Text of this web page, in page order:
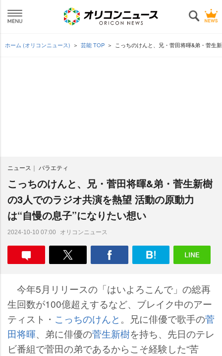
ホーム (オリコンニュース) 芸能 TOP こっちのけんと、兄・菅田将暉&弟・菅生
ニュース バラエティ
こっちのけんと、兄・菅田将暉&弟・菅生新樹
の3人でのラジオ共演を熱望 活動の原動力
は“自慢の息子”になりたい想い
2024-10-10 07:00 オリコンニュース
今年5月リリースの「はいよろこんで」の総再
生回数が100億超えするなど、ブレイク中のアー
ティスト・ こっちのけんと 。兄に俳優で歌手の菅
田将暉、弟に俳優の菅生新樹を持ち、先日のテレ
ビ番組で菅田の弟であるからこそ経験した“苦